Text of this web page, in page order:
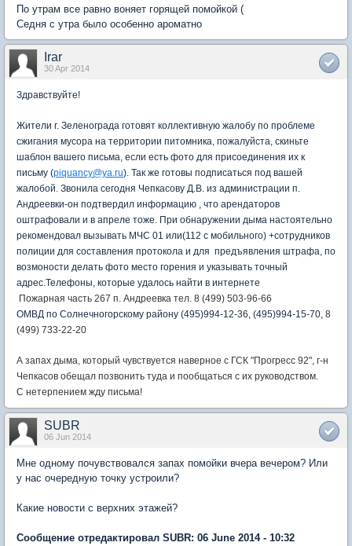
По утрам все равно воняет горящей помойкой (
Седня с утра было особенно ароматно
Irar
30 Apr 2014
Здравствуйте!
Жители г. Зеленограда готовят коллективную жалобу по проблеме
сжигания мусора на территории питомника, пожалуйста, скиньте
шаблон вашего письма, если есть фото для присоединения их к
письму (piquancy@ya.ru). Так же готовы подписаться под вашей
жалобой. Звонила сегодня Чепкасову Д.В. из администрации п.
Андреевки-он подтвердил информацию , что арендаторов
оштрафовали и в апреле тоже. При обнаружении дыма настоятельно
рекомендовал вызывать МЧС 01 или(112 с мобильного) +сотрудников
полиции для составления протокола и для предъявления штрафа, по
возмоности делать фото место горения и указывать точный
адрес.Телефоны, которые удалось найти в интернете
Пожарная часть 267 п. Андреевка тел. 8 (499) 503-96-66
ОМВД по Солнечногорскому району (495)994-12-36, (495)994-15-70, 8
(499) 733-22-20
А запах дыма, который чувствуется наверное с ГСК "Прогресс 92", г-н
Чепкасов обещал позвонить туда и пообщаться с их руководством.
С нетерпением жду письма!
SUBR
06 Jun 2014
Мне одному почувствовался запах помойки вчера вечером? Или
у нас очередную точку устроили?
Какие новости с верхних этажей?
Сообщение отредактировал SUBR: 06 June 2014 - 10:32